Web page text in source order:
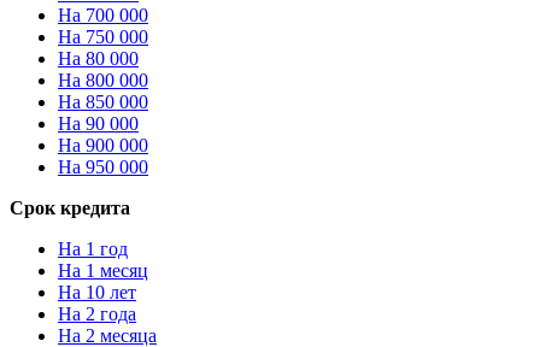
На 700 000
На 750 000
На 80 000
На 800 000
На 850 000
На 90 000
На 900 000
На 950 000
Срок кредита
На 1 год
На 1 месяц
На 10 лет
На 2 года
На 2 месяца